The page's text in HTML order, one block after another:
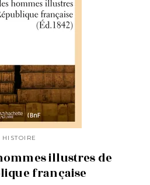
HISTOIRE
illustres de
française